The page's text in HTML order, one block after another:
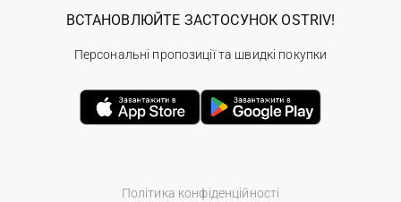
Політика конфіденційності
ВСТАНОВЛЮЙТЕ ЗАСТОСУНОК OSTRIV!
Персональні пропозиції та швидкі покупки